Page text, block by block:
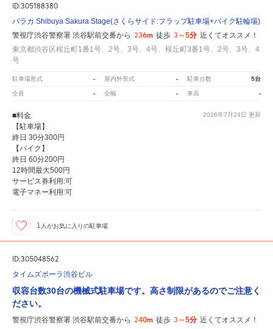
ID:305188380
パラカ Shibuya Sakura Stage(さくらサイド:フラップ駐車場+バイク駐輪場)
警視庁渋谷警察署 渋谷駅前交番から 236m 徒歩 3～5分 近くてオススメ！
東京都渋谷区桜丘町1番1号、2号、3号、4号、桜丘町3番1号、2号、3号、4
号
駐車場形式 - 屋内外形式 - 駐車台数 5台
全長 - 全幅 - 車高 -
2026年7月24日 更新
■料金
【駐車場】
終日 30分300円
【バイク】
終日 60分200円
12時間最大500円
サービス券利用:可
電子マネー利用:可
1 人がお気に入りの駐車場
ID:305048562
タイムズポーラ渋谷ビル
収容台数30台の機械式駐車場です。高さ制限があるのでご注意く
ださい。
警視庁渋谷警察署 渋谷駅前交番から 240m 徒歩 3～5分 近くてオススメ！